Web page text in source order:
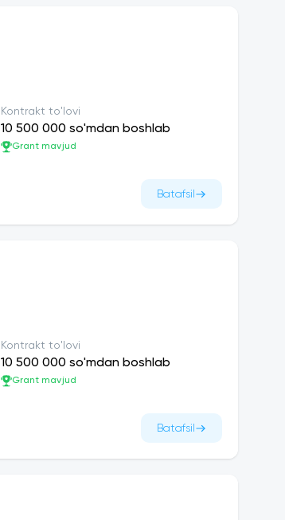
Kontrakt to'lovi
10 500 000 so'mdan boshlab
Grant mavjud
Batafsil
Kontrakt to'lovi
10 500 000 so'mdan boshlab
Grant mavjud
Batafsil